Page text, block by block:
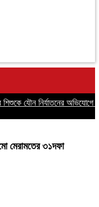
শিশুকে যৌন নির্যাতনের অভিযোগে
মেরামতের ৩১দফা